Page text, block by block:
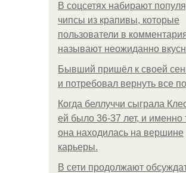
В соцсетях набирают
чипсы из крапивы, которые
пользователи в
называют неожиданно
Бывший пришёл к своей
и потребовал вернуть все
Когда беллуччи сыграла
ей было 36-37 лет, и именно
она находилась на вершине
карьеры.
В сети продолжают